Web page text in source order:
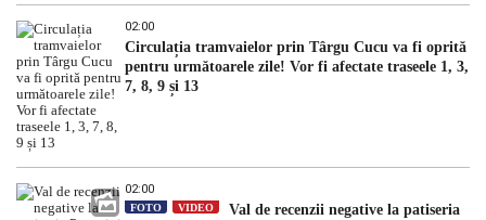
02:00
Circulația tramvaielor prin Târgu Cucu va fi oprită
pentru următoarele zile! Vor fi afectate traseele 1, 3,
7, 8, 9 și 13
02:00
FOTO VIDEO
Val de recenzii negative la patiseria